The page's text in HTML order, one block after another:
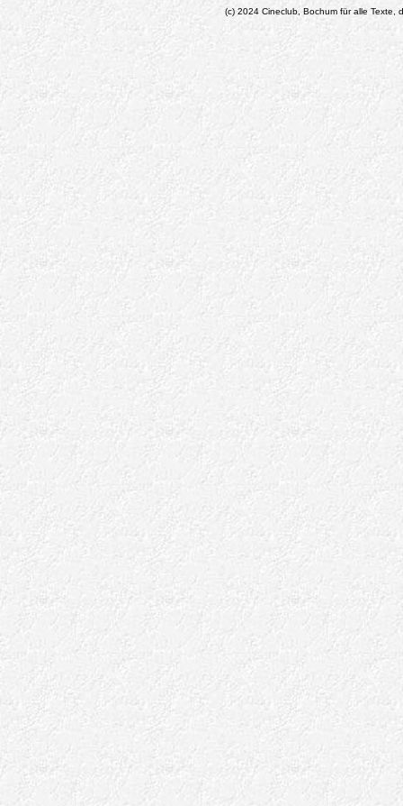
(c) 2024 Cineclub, Bochum für alle Texte,